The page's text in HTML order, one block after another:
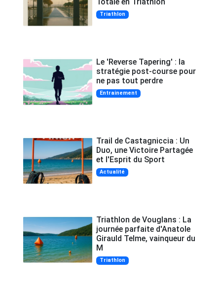
Totale en Triathlon
Triathlon
Le 'Reverse Tapering' : la
stratégie post-course pour
ne pas tout perdre
Entrainement
Trail de Castagniccia : Un
Duo, une Victoire Partagée
et l'Esprit du Sport
Actualité
Triathlon de Vouglans : La
journée parfaite d'Anatole
Girauld Telme, vainqueur du
M
Triathlon